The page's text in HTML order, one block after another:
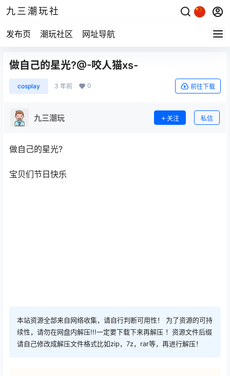
九三潮玩社
发布页 潮玩社区 网址导航
做自己的星光?@-咬人猫xs-
cosplay 3 年前 0 前往下载
九三潮玩 关注 私信
做自己的星光?
宝贝们节日快乐
本站资源全部来自网络收集，请自行判断可用性！ 为了资源的可持
续性，请勿在网盘内解压!!!一定要下载下来再解压 ！资源文件后缀
请自己修改成解压文件格式比如zip，7z，rar等，再进行解压！